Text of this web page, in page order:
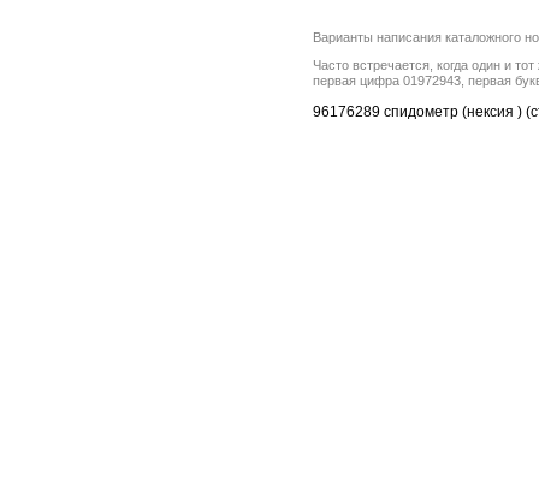
Варианты написания каталожного
Часто встречается, когда один и
первая цифра 01972943, первая
96176289 спидометр (нексия )